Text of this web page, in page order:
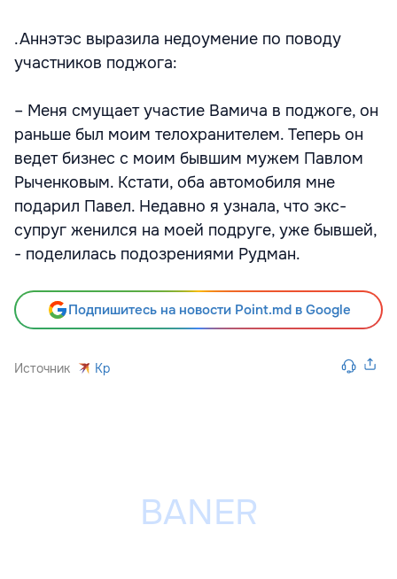
.Аннэтэс выразила недоумение по поводу
участников поджога:
– Меня смущает участие Вамича в поджоге, он
раньше был моим телохранителем. Теперь он
ведет бизнес с моим бывшим мужем Павлом
Рыченковым. Кстати, оба автомобиля мне
подарил Павел. Недавно я узнала, что экс-
супруг женился на моей подруге, уже бывшей,
- поделилась подозрениями Рудман.
Подпишитесь на новости Point.md в Google
Источник Kp